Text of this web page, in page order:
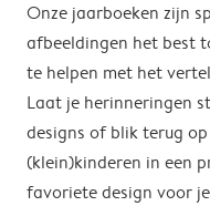
Onze jaarboeken zijn
afbeeldingen het best
te helpen met het
Laat je herinneringen
designs of blik terug
(klein)kinderen in een
favoriete design voor